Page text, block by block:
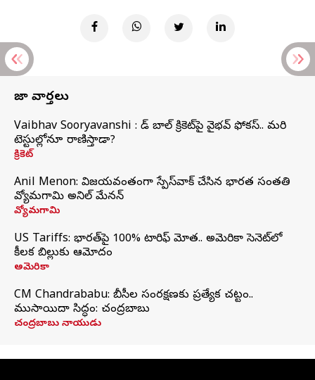
తాజా వార్తలు
Vaibhav Sooryavanshi : రెడ్ బాల్ క్రికెట్‌పై వైభవ్ ఫోకస్.. మరి
టెస్టుల్లోనూ రాణిస్తాడా?
క్రికెట్
Anil Menon: విజయవంతంగా స్పేస్‌వాక్‌ చేసిన భారత సంతతి
వ్యోమగామి అనిల్‌ మేనన్
వ్యోమగామి
US Tariffs: భారత్‌పై 100% టారిఫ్‌ మోత.. అమెరికా సెనెట్‌లో
కీలక బిల్లుకు ఆమోదం
అమెరికా
CM Chandrababu: బీసీల సంరక్షణకు ప్రత్యేక చట్టం..
ముసాయిదా సిద్ధం: చంద్రబాబు
చంద్రబాబు నాయుడు